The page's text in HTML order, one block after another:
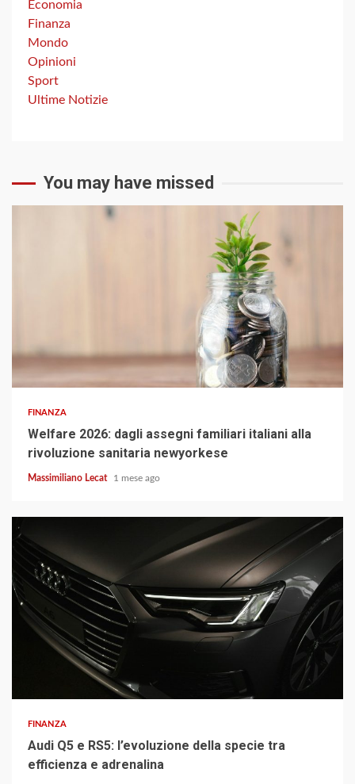
Economia
Finanza
Mondo
Opinioni
Sport
Ultime Notizie
You may have missed
FINANZA
Welfare 2026: dagli assegni familiari italiani alla
rivoluzione sanitaria newyorkese
Massimiliano Lecat 1 mese ago
FINANZA
Audi Q5 e RS5: l’evoluzione della specie tra
efficienza e adrenalina